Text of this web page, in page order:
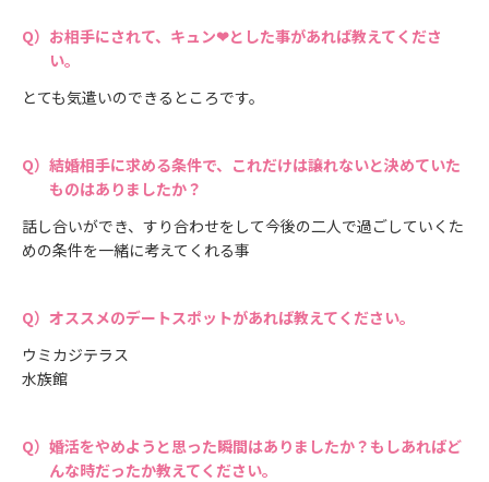
お相手にされて、キュン❤とした事があれば教えてくださ
い。
とても気遣いのできるところです。
結婚相手に求める条件で、これだけは譲れないと決めていた
ものはありましたか？
話し合いができ、すり合わせをして今後の二人で過ごしていくた
めの条件を一緒に考えてくれる事
オススメのデートスポットがあれば教えてください。
ウミカジテラス
水族館
婚活をやめようと思った瞬間はありましたか？もしあればど
んな時だったか教えてください。